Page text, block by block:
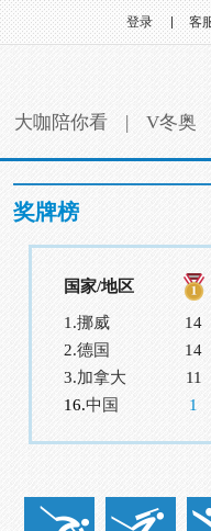
客
登录
大咖陪你看 | V冬奥
奖牌榜
国家/地区
1.挪威 14
2.德国 14
3.加拿大 11
16.中国 1